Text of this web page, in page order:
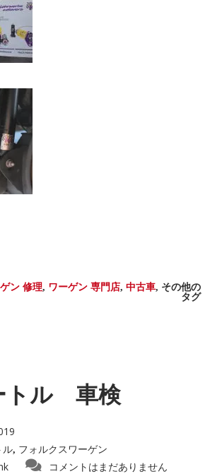
ン 修理, ワーゲン 専門店, 中古車, その他の
タグ
トル 車検
ル, フォルクスワーゲン
コメントはまだありません